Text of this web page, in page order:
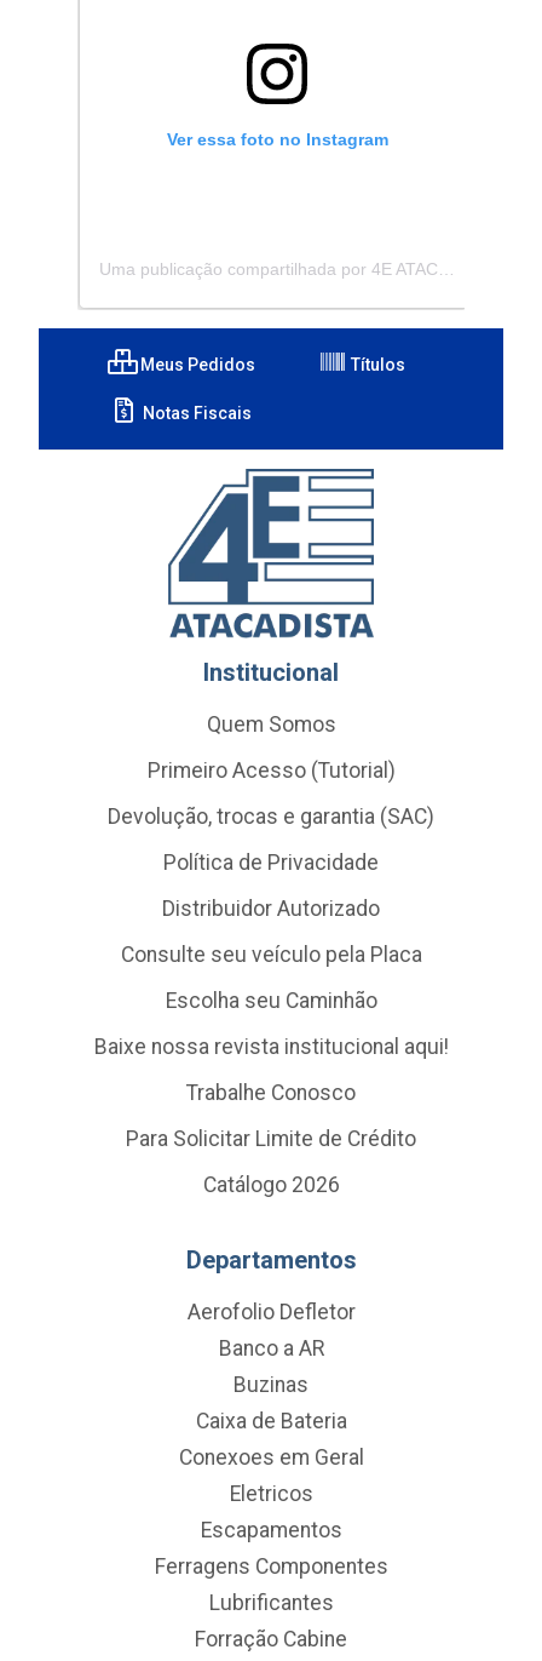
Ver essa foto no Instagram
Meus Pedidos Títulos
Notas Fiscais
Institucional
Quem Somos
Primeiro Acesso (Tutorial)
Devolução, trocas e garantia (SAC)
Política de Privacidade
Distribuidor Autorizado
Consulte seu veículo pela Placa
Escolha seu Caminhão
Baixe nossa revista institucional aqui!
Trabalhe Conosco
Para Solicitar Limite de Crédito
Catálogo 2026
Departamentos
Aerofolio Defletor
Banco a AR
Buzinas
Caixa de Bateria
Conexoes em Geral
Eletricos
Escapamentos
Ferragens Componentes
Lubrificantes
Forração Cabine